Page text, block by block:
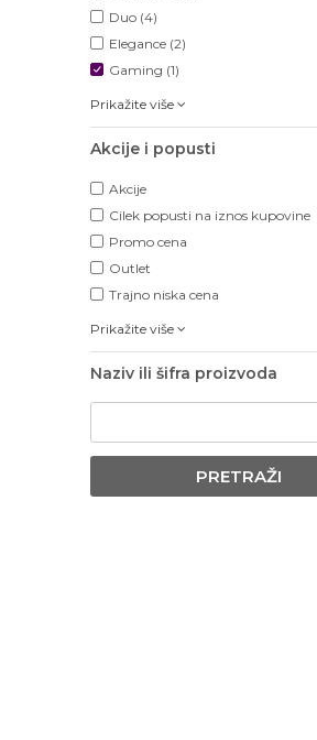
Duo (4)
Elegance (2)
Gaming (1)
Prikažite više
Akcije i popusti
Akcije
Cilek popusti na iznos kupovine
Promo cena
Outlet
Trajno niska cena
Prikažite više
Naziv ili šifra proizvoda
PRETRAŽI